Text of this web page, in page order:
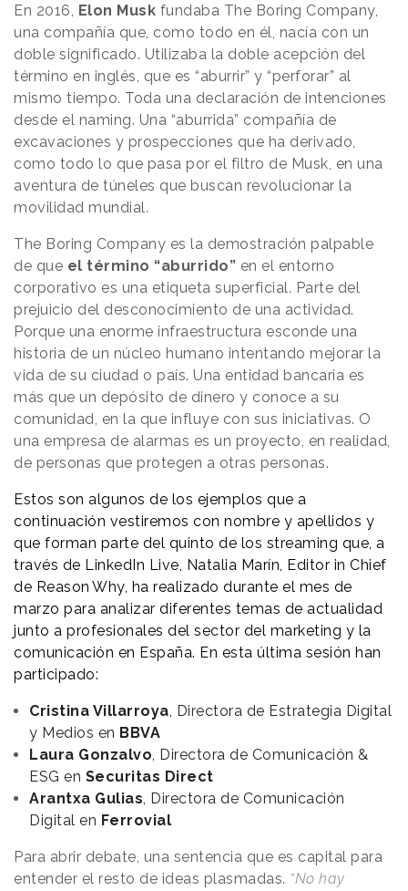
En 2016, Elon Musk fundaba The Boring Company,
una compañía que, como todo en él, nacía con un
doble significado. Utilizaba la doble acepción del
término en inglés, que es “aburrir” y “perforar” al
mismo tiempo. Toda una declaración de intenciones
desde el naming. Una “aburrida” compañía de
excavaciones y prospecciones que ha derivado,
como todo lo que pasa por el filtro de Musk, en una
aventura de túneles que buscan revolucionar la
movilidad mundial.
The Boring Company es la demostración palpable
de que el término “aburrido” en el entorno
corporativo es una etiqueta superficial. Parte del
prejuicio del desconocimiento de una actividad.
Porque una enorme infraestructura esconde una
historia de un núcleo humano intentando mejorar la
vida de su ciudad o país. Una entidad bancaria es
más que un depósito de dinero y conoce a su
comunidad, en la que influye con sus iniciativas. O
una empresa de alarmas es un proyecto, en realidad,
de personas que protegen a otras personas.
Estos son algunos de los ejemplos que a
continuación vestiremos con nombre y apellidos y
que forman parte del quinto de los streaming que, a
través de LinkedIn Live, Natalia Marín, Editor in Chief
de Reason Why, ha realizado durante el mes de
marzo para analizar diferentes temas de actualidad
junto a profesionales del sector del marketing y la
comunicación en España. En esta última sesión han
participado:
Cristina Villarroya, Directora de Estrategia Digital
y Medios en BBVA
Laura Gonzalvo, Directora de Comunicación &
ESG en Securitas Direct
Arantxa Gulias, Directora de Comunicación
Digital en Ferrovial
Para abrir debate, una sentencia que es capital para
entender el resto de ideas plasmadas. “No hay